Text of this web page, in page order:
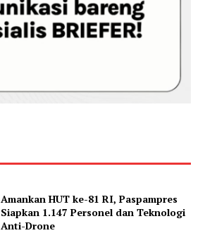
Amankan HUT ke-81 RI, Paspampres
Siapkan 1.147 Personel dan Teknologi
Anti-Drone